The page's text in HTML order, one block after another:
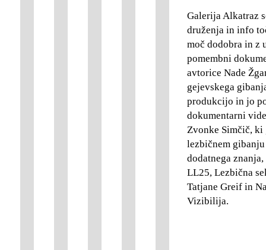
Galerija Alkatraz
druženja in info
moč dodobra in z
pomembni
avtorice Nade
gejevskega
produkcijo in jo
dokumentarni
Zvonke Simčič,
lezbičnem
dodatnega
LL25, Lezbična
Tatjane Greif in
Vizibilija.